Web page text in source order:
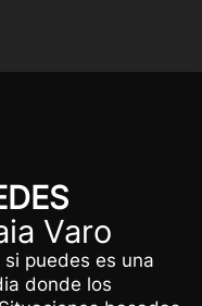
Varo
si puedes es una
donde los